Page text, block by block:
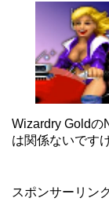
Wizardry Goldの
は関係ないです
スポンサーリン